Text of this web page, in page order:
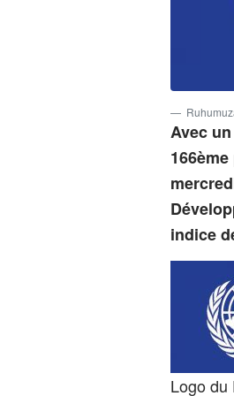
Avec
indice
Logo du